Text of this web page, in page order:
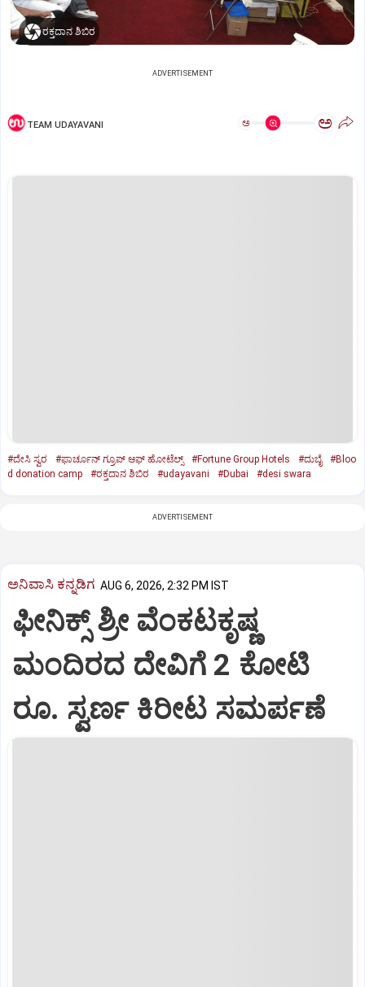
ರಕ್ತದಾನ ಶಿಬಿರ
ADVERTISEMENT
TEAM UDAYAVANI ಅ ಅ
#ದೇಸಿ ಸ್ವರ #ಫಾರ್ಚೂನ್‌ ಗ್ರೂಪ್‌ ಆಫ್‌ ಹೋಟೆಲ್ಸ್ #Fortune Group Hotels #ದುಬೈ
#Bloo
d donation camp
#ರಕ್ತದಾನ ಶಿಬಿರ #udayavani #Dubai #desi swara
ADVERTISEMENT
ಅನಿವಾಸಿ ಕನ್ನಡಿಗ AUG 6, 2026, 2:32 PM IST
ಫೀನಿಕ್ಸ್ ಶ್ರೀ ವೆಂಕಟಕೃಷ್ಣ
ಮಂದಿರದ ದೇವಿಗೆ 2 ಕೋಟಿ
ರೂ. ಸ್ವರ್ಣ ಕಿರೀಟ ಸಮರ್ಪಣೆ